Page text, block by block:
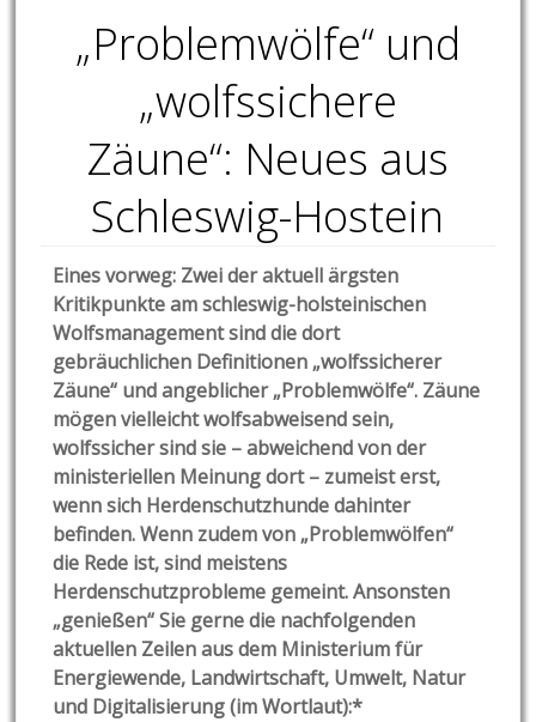
„Problemwölfe“ und
„wolfssichere
Zäune“: Neues aus
Schleswig-Hostein
Eines vorweg: Zwei der aktuell ärgsten
Kritikpunkte am schleswig-holsteinischen
Wolfsmanagement sind die dort
gebräuchlichen Definitionen „wolfssicherer
Zäune“ und angeblicher „Problemwölfe“. Zäune
mögen vielleicht wolfsabweisend sein,
wolfssicher sind sie – abweichend von der
ministeriellen Meinung dort – zumeist erst,
wenn sich Herdenschutzhunde dahinter
befinden. Wenn zudem von „Problemwölfen“
die Rede ist, sind meistens
Herdenschutzprobleme gemeint. Ansonsten
„genießen“ Sie gerne die nachfolgenden
aktuellen Zeilen aus dem Ministerium für
Energiewende, Landwirtschaft, Umwelt, Natur
und Digitalisierung (im Wortlaut):*